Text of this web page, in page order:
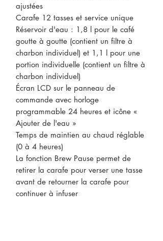
ajustées
Carafe 12 tasses et service unique
Réservoir d'eau : 1,8 l pour le café
goutte à goutte (contient un filtre à
charbon individuel) et 1,1 l pour une
portion individuelle (contient un filtre à
charbon individuel)
Écran LCD sur le panneau de
commande avec horloge
programmable 24 heures et icône «
Ajouter de l'eau »
Temps de maintien au chaud réglable
(0 à 4 heures)
La fonction Brew Pause permet de
retirer la carafe pour verser une tasse
avant de retourner la carafe pour
continuer à infuser